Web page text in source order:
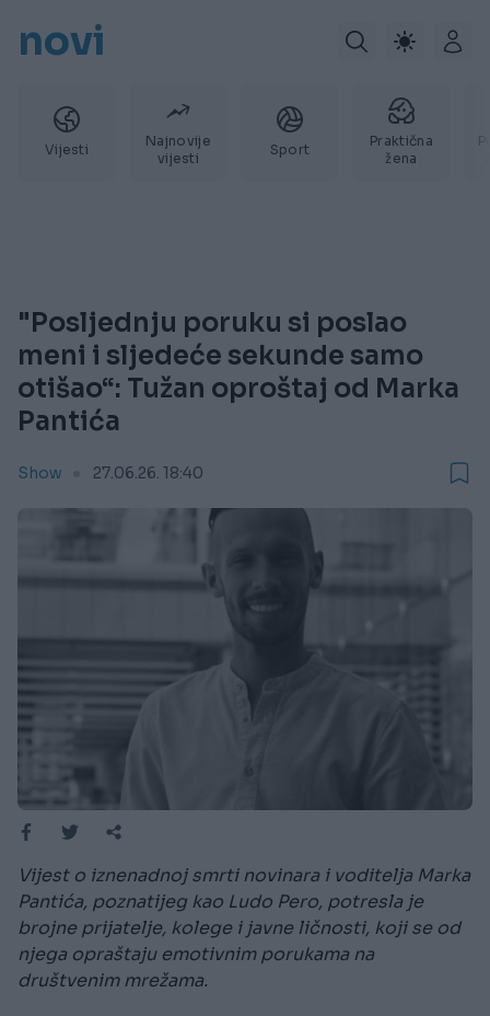
novi
Vijesti
Najnovije
vijesti
Sport
Praktična
žena
"Posljednju poruku si poslao
meni i sljedeće sekunde samo
otišao“: Tužan oproštaj od Marka
Pantića
Show 27.06.26. 18:40
Vijest o iznenadnoj smrti novinara i voditelja Marka
Pantića, poznatijeg kao Ludo Pero, potresla je
brojne prijatelje, kolege i javne ličnosti, koji se od
njega opraštaju emotivnim porukama na
društvenim mrežama.